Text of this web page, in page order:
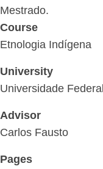
Mestrado.
Course
Etnologia Indígena
University
Universidade
Advisor
Carlos Fausto
Pages